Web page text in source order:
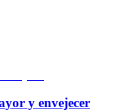
y envejecer